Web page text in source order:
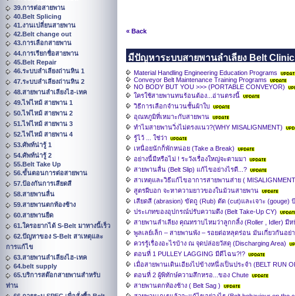
39.การต่อสายพาน
40.Belt Splicing
41.งานเปลี่ยนสายพาน
42.Belt change out
43.การเลือกสายพาน
44.การเรียกชื่อสายพาน
45.Belt Repair
46.ระบบลำเลียงถ่านหิน 1
47.ระบบลำเลียงถ่านหิน 2
48.สายพานลำเลียงไฮ-เทค
49.ไฟไหม้ สายพาน 1
50.ไฟไหม้ สายพาน 2
51.ไฟไหม้ สายพาน 3
52.ไฟไหม้ สายพาน 4
53.ศัพท์น่ารู้ 1
54.ศัพท์น่ารู้ 2
55.Belt Take Up
56.ขั้นตอนการต่อสายพาน
57.ป้องกันการเสียดสี
58.สายพานลื่น
59.สายพานตกท้องช้าง
60.สายพานยืด
61.ใครอยากได้ S-Belt มาทางนี้เร็ว
62.ปัญหาของ S-Belt สาเหตุและ
การแก้ไข
63.สายพานลำเลียงไฮ-เทค
64.belt supply
65.บริการสต๊อกสายพานสำหรับ
ท่าน
« Back
มีปัญหาระบบสายพานลำเลียง Belt
Material Handling Engineering Education Programs
Conveyor Belt Maintenance Training Programs
NO BODY BUT YOU >>> (PORTABLE CONVEYOR)
ใครใช้สายพานทนร้อนต้อง...อ่านตรงนี้
วิธีการเลือกจำนวนชั้นผ้าใบ
อุณหภูมิที่เหมาะกับสายพาน
ทำไมสายพานวิ่งไม่ตรงแนว?(WHY MISALIGNMENT)
รู้ไว้ ... ใช่ว่า
เหนื่อยนักก็พักหน่อย (Take a Break)
อย่างนี้มีหรือไม่ ! ระวังเรื่องใหญ่จะตามมา
สายพานลื่น (Belt Slip) แก้ไขอย่างไรดี...?
สาเหตุและวิธีแก้ไขอาการสายพานส่าย ( MISALIGNMENT
สูตรผีบอก จะหาความยาวของในม้วนสายพาน
เสียดสี (abrasion) ขัดถู (Rub) ตัด (cut)และเจาะ (gouge)
ประเภทของอุปกรณ์ปรับความตึง (Belt Take-Up CY)
สายพานลำเลียง คุณทราบไหมว่าลูกกลิ้ง (Roller , Idler) มี
พูลเลย์เล็ก – สายพานพัง – รอยต่อหลุดร่อน มันเกี่ยวกันอย่า
ควรรู้เรื่องอะไรบ้าง ณ จุดปล่อยวัสดุ (Discharging Area)
ตอนที่ 1 PULLEY LAGGING มีดีไฉน?!?
เมื่อสายพานเดินเอียงไปข้างหนึ่งเป็นประจำ (BELT RUN
ตอนที่ 2 ผู้พิทักษ์ความสึกหรอ...ของ Chute
สายพานตกท้องช้าง ( Belt Sag )